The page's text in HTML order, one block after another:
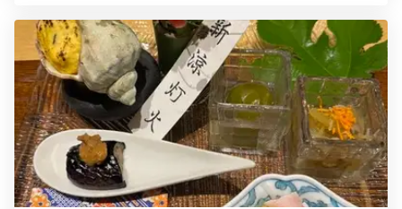
ギリガンズアイランド チ
朝食は、「チェロステラート」にて和定食、「ギリガン
ズアイランド」にて、選べるメイン＋ハーフビュッフェ
スタイルの洋食がいただけます。洋食を選ぶとスパーク